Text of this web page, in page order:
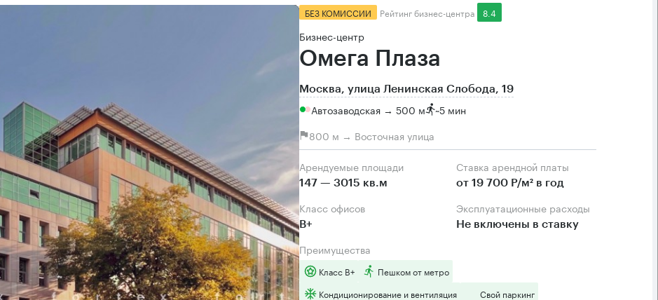
БЕЗ КОМИССИИ Рейтинг бизнес-центра 8.4
Бизнес-центр
Омега Плаза
Москва, улица Ленинская Слобода, 19
Автозаводская → 500 м ~5 мин
800 м → Восточная улица
Арендуемые площади
147 — 3015 кв.м
Ставка арендной платы
от 19 700 Р/м² в год
Класс офисов
B+
Эксплуатационные расходы
Не включены в ставку
Преимущества
Класс B+
Пешком от метро
Кондиционирование и вентиляция
Свой паркинг